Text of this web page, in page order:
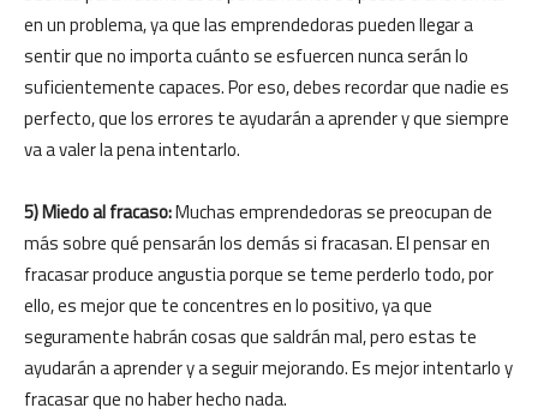
en un problema, ya que las emprendedoras pueden llegar a
sentir que no importa cuánto se esfuercen nunca serán lo
suficientemente capaces. Por eso, debes recordar que nadie es
perfecto, que los errores te ayudarán a aprender y que siempre
va a valer la pena intentarlo.
5) Miedo al fracaso:Muchas emprendedoras se preocupan de
más sobre qué pensarán los demás si fracasan. El pensar en
fracasar produce angustia porque se teme perderlo todo, por
ello, es mejor que te concentres en lo positivo, ya que
seguramente habrán cosas que saldrán mal, pero estas te
ayudarán a aprender y a seguir mejorando. Es mejor intentarlo y
fracasar que no haber hecho nada.